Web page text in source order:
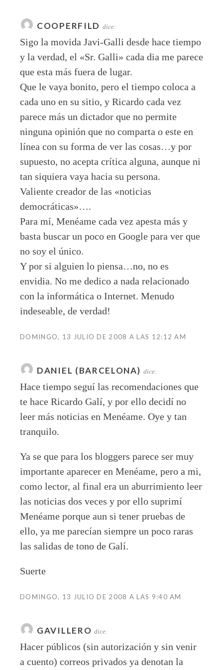
COOPERFILD dice:
Sigo la movida Javi-Galli desde hace tiempo
y la verdad, el «Sr. Galli» cada dia me parece
que esta más fuera de lugar.
Que le vaya bonito, pero el tiempo coloca a
cada uno en su sitio, y Ricardo cada vez
parece más un dictador que no permite
ninguna opinión que no comparta o este en
línea con su forma de ver las cosas…y por
supuesto, no acepta crítica alguna, aunque ni
tan siquiera vaya hacia su persona.
Valiente creador de las «noticias
democráticas»….
Para mí, Menéame cada vez apesta más y
basta buscar un poco en Google para ver que
no soy el único.
Y por si alguien lo piensa…no, no es
envidia. No me dedico a nada relacionado
con la informática o Internet. Menudo
indeseable, de verdad!
DOMINGO, 13 JULIO DE 2008 A LAS 12:12 AM
DANIEL (BARCELONA) dice:
Hace tiempo seguí las recomendaciones que
te hace Ricardo Galí, y por ello decidí no
leer más noticias en Menéame. Oye y tan
tranquilo.
Ya se que para los bloggers parece ser muy
importante aparecer en Menéame, pero a mi,
como lector, al final era un aburrimiento leer
las noticias dos veces y por ello suprimí
Menéame porque aun si tener pruebas de
ello, ya me parecían siempre un poco raras
las salidas de tono de Galí.
Suerte
DOMINGO, 13 JULIO DE 2008 A LAS 9:40 AM
GAVILLERO dice:
Hacer públicos (sin autorización y sin venir
a cuento) correos privados ya denotan la